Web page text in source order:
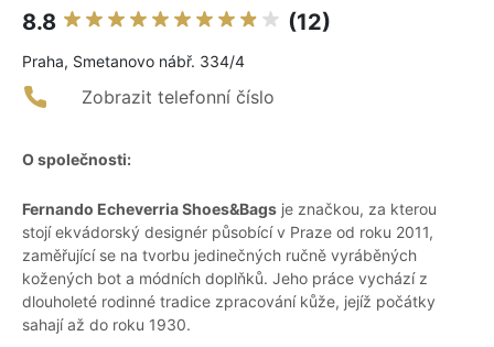
8.8 (12)
Praha, Smetanovo nábř. 334/4
Zobrazit telefonní číslo
O společnosti:
Fernando Echeverria Shoes&Bags je značkou, za kterou
stojí ekvádorský designér působící v Praze od roku 2011,
zaměřující se na tvorbu jedinečných ručně vyráběných
kožených bot a módních doplňků. Jeho práce vychází z
dlouholeté rodinné tradice zpracování kůže, jejíž počátky
sahají až do roku 1930.